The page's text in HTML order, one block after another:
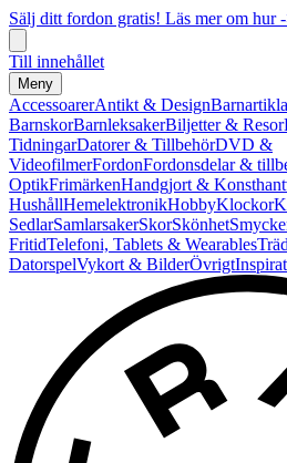
Sälj ditt fordon gratis! Läs mer om hur
Till innehållet
Meny
AccessoarerAntikt & Design
BarnskorBarnleksakerBiljetter & Resor
TidningarDatorer & TillbehörDVD &
VideofilmerFordonFordonsdelar &
OptikFrimärkenHandgjort &
HushållHemelektronikHobbyKlockor
SedlarSamlarsakerSkorSkönhet
FritidTelefoni, Tablets & Wearables
DatorspelVykort & BilderÖvrigt